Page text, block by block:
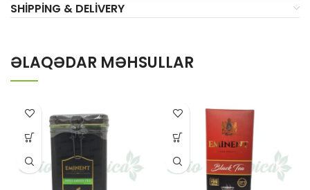
SHIPPING & DELIVERY
ƏLAQƏDAR MƏHSULLAR